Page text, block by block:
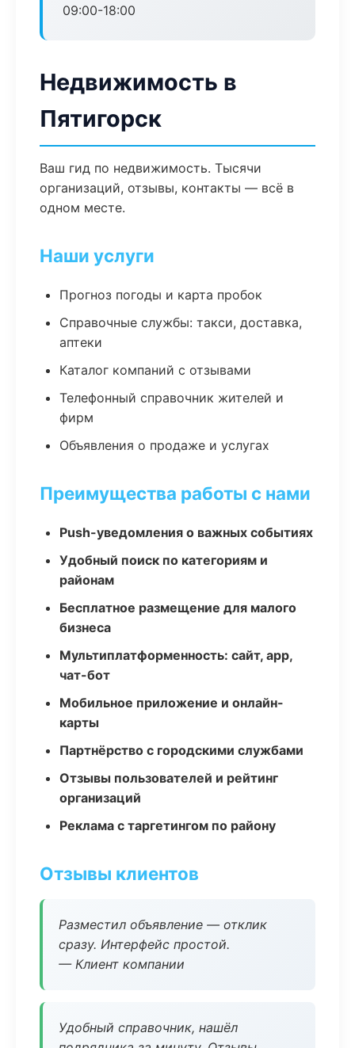
09:00-18:00
Недвижимость в
Пятигорск
Ваш гид по недвижимость. Тысячи
организаций, отзывы, контакты — всё в
одном месте.
Наши услуги
Прогноз погоды и карта пробок
Справочные службы: такси, доставка,
аптеки
Каталог компаний с отзывами
Телефонный справочник жителей и
фирм
Объявления о продаже и услугах
Преимущества работы с нами
Push-уведомления о важных событиях
Удобный поиск по категориям и
районам
Бесплатное размещение для малого
бизнеса
Мультиплатформенность: сайт, app,
чат-бот
Мобильное приложение и онлайн-
карты
Партнёрство с городскими службами
Отзывы пользователей и рейтинг
организаций
Реклама с таргетингом по району
Отзывы клиентов
Разместил объявление — отклик
сразу. Интерфейс простой.
— Клиент компании
Удобный справочник, нашёл